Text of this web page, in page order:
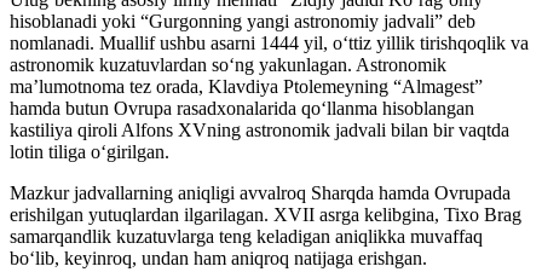
hisoblanadi yoki “Gurgonning yangi astronomiy jadvali” deb
nomlanadi. Muallif ushbu asarni 1444 yil, o‘ttiz yillik tirishqoqlik va
astronomik kuzatuvlardan so‘ng yakunlagan. Astronomik
ma’lumotnoma tez orada, Klavdiya Ptolemeyning “Almagest”
hamda butun Ovrupa rasadxonalarida qo‘llanma hisoblangan
kastiliya qiroli Alfons XVning astronomik jadvali bilan bir vaqtda
lotin tiliga o‘girilgan.
Mazkur jadvallarning aniqligi avvalroq Sharqda hamda Ovrupada
erishilgan yutuqlardan ilgarilagan. XVII asrga kelibgina, Tixo Brag
samarqandlik kuzatuvlarga teng keladigan aniqlikka muvaffaq
bo‘lib, keyinroq, undan ham aniqroq natijaga erishgan.